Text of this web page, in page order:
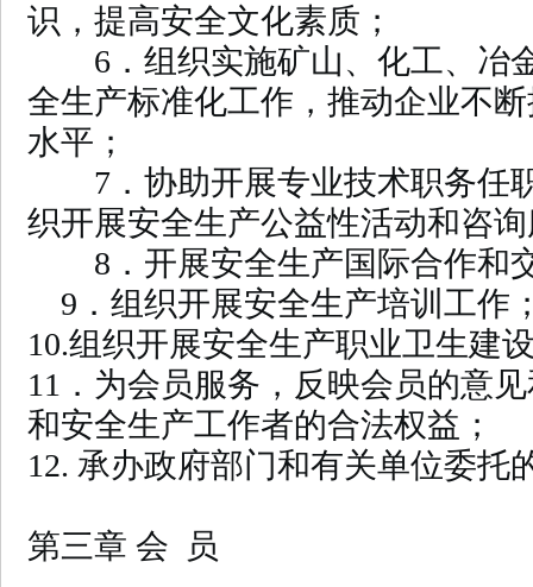
识，提高安全文化素质；
6．组织实施矿山、化工、冶
全生产标准化工作，推动企业不
水平；
7．协助开展专业技术职务任
织开展安全生产公益性活动和咨
8．开展安全生产国际合作和
9．组织开展安全生产培训工作
10.组织开展安全生产职业卫生建
11．为会员服务，反映会员的意
和安全生产工作者的合法权益；
12. 承办政府部门和有关单位委托
第三章 会 员